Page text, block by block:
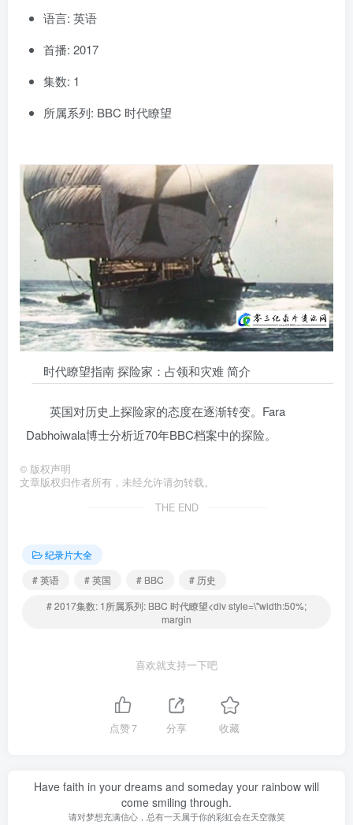
语言: 英语
首播: 2017
集数: 1
所属系列: BBC 时代瞭望
时代瞭望指南 探险家：占领和灾难 简介
英国对历史上探险家的态度在逐渐转变。Fara
Dabhoiwala博士分析近70年BBC档案中的探险。
© 版权声明
文章版权归作者所有，未经允许请勿转载。
THE END
纪录片大全
# 英语
# 英国 # BBC
# 历史
# 2017集数: 1所属系列: BBC 时代瞭望<div style=\"width:50%;
margin
喜欢就支持一下吧
点赞7 分享 收藏
Have faith in your dreams and someday your rainbow will
come smiling through.
请对梦想充满信心，总有一天属于你的彩虹会在天空微笑